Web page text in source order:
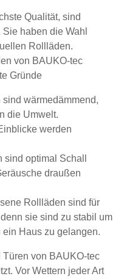
Qualität, sind
haben die Wahl
Rollläden.
von BAUKO-tec
Gründe
sind wärmedämmend,
die Umwelt.
werden
sind optimal Schall
draußen
Rollläden sind für
sie sind zu stabil um
Haus zu gelangen.
Türen von BAUKO-tec
Vor Wettern jeder Art